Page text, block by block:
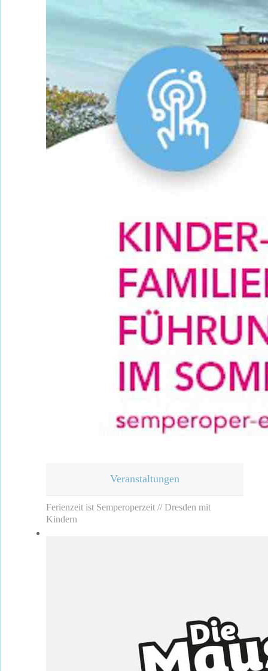
Veranstaltungen
Ferienzeit ist Semperoperzeit // Dresden mit
Kindern